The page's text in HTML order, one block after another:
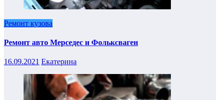
Ремонт кузова
Ремонт авто Мерседес и Фольксваген
16.09.2021 Екатерина